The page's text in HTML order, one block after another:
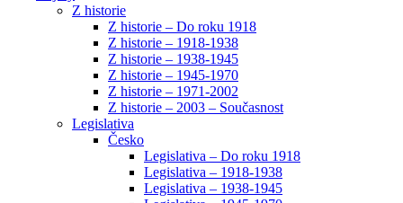
Z historie
Z historie – Do roku 1918
Z historie – 1918-1938
Z historie – 1938-1945
Z historie – 1945-1970
Z historie – 1971-2002
Z historie – 2003 – Současnost
Legislativa
Česko
Legislativa – Do roku 1918
Legislativa – 1918-1938
Legislativa – 1938-1945